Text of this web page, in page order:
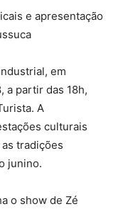
e apresentação
em
a partir das 18h,
A
culturais
tradições
junino.
o show de Zé